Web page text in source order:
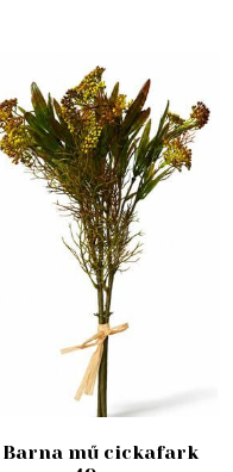
Barna mű cickafark